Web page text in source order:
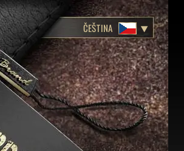
ČEŠTINA